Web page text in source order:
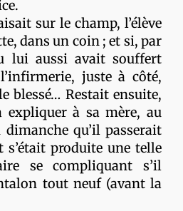
sur le champ, l’élève
dans un coin ; et si, par
lui aussi avait souffert
juste à côté,
blessé… Restait ensuite,
expliquer à sa mère, au
qu’il passerait
produite une telle
se compliquant s’il
tout neuf (avant la